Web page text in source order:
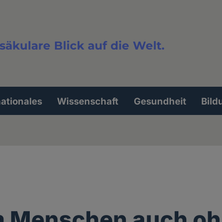
Blick auf die Welt.
Wissenschaft Gesundheit